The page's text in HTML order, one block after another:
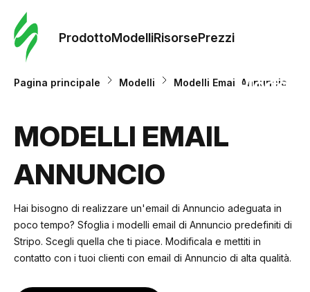
ProdottoModelliRisorsePrezzi
Modelli
Pagina principale Modelli Modelli Email Annuncio
MODELLI EMAIL
ANNUNCIO
Hai bisogno di realizzare un'email di Annuncio adeguata in
poco tempo? Sfoglia i modelli email di Annuncio predefiniti di
Stripo. Scegli quella che ti piace. Modificala e mettiti in
contatto con i tuoi clienti con email di Annuncio di alta qualità.